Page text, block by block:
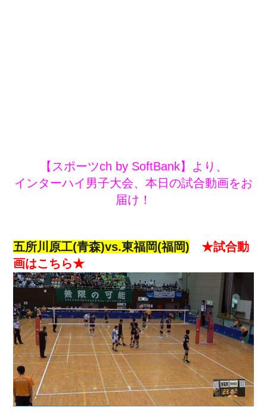
【スポーツch by SoftBank】より、
インターハイ男子大会、本日の試合動画をお
届け！
五所川原工(青森)vs.東福岡(福岡)
★試合動
画はこちら★